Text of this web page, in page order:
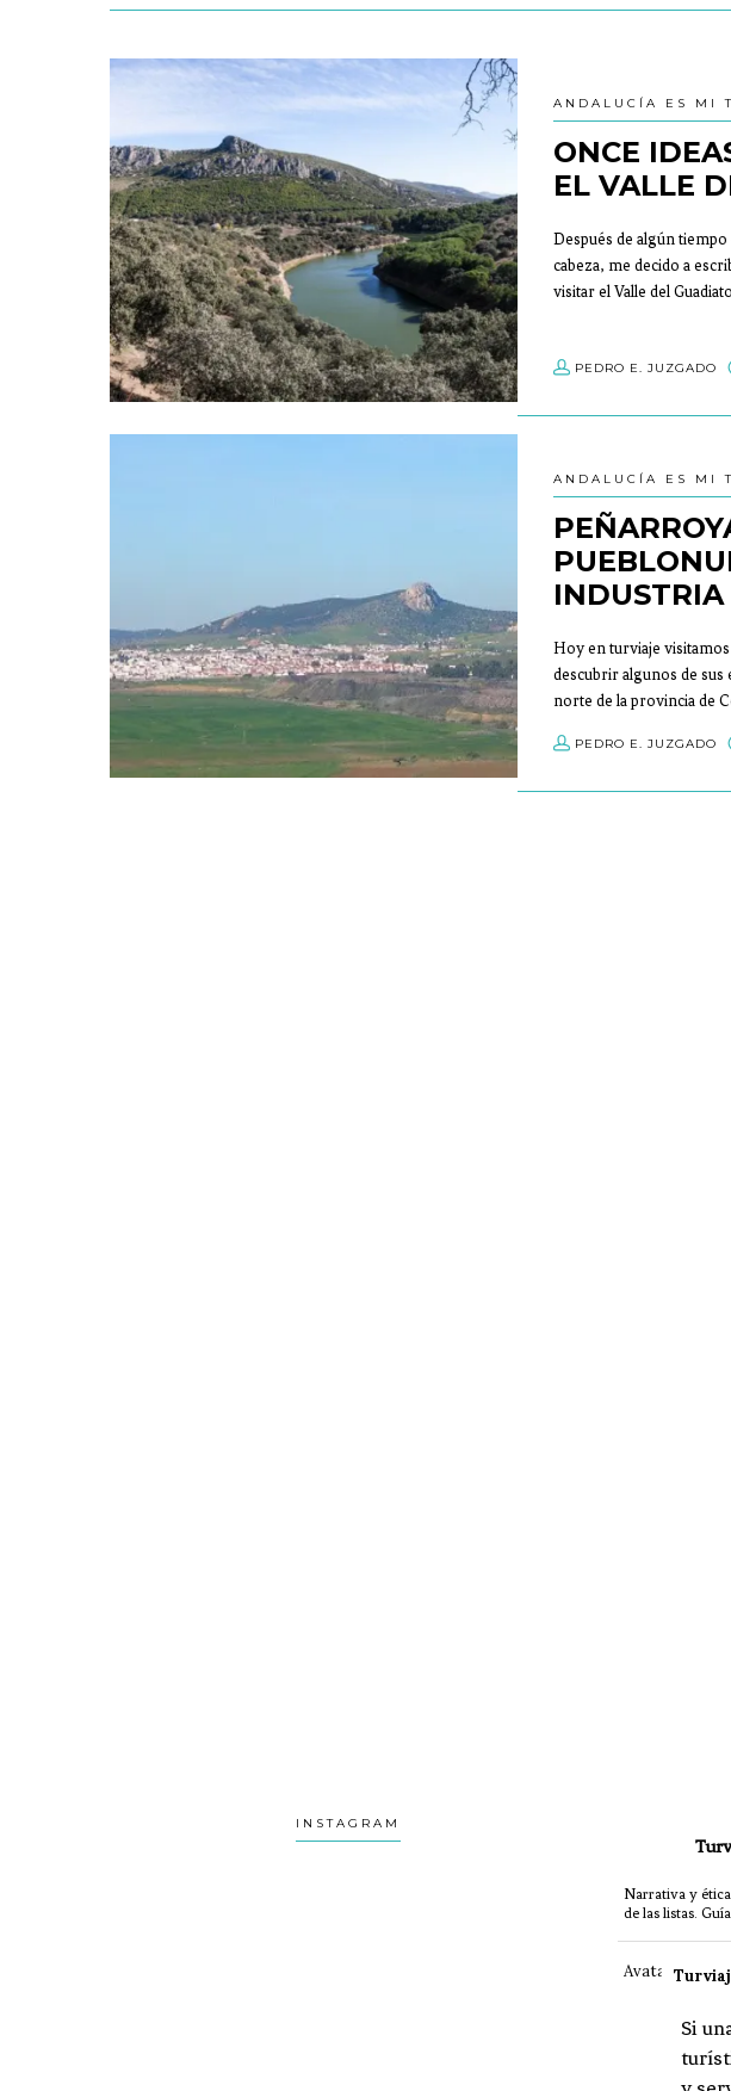
ANDALUCÍA ES MI
ONCE
EL VALLE
Después de algún
cabeza, me decido a
visitar el Valle del Guadiato
PEDRO E. JUZGADO
ANDALUCÍA ES MI
Hoy en turviaje
descubrir algunos de sus
norte de la provincia de
PEDRO E. JUZGADO
INSTAGRAM
Narrativa y
de las listas.
Avatar
Si